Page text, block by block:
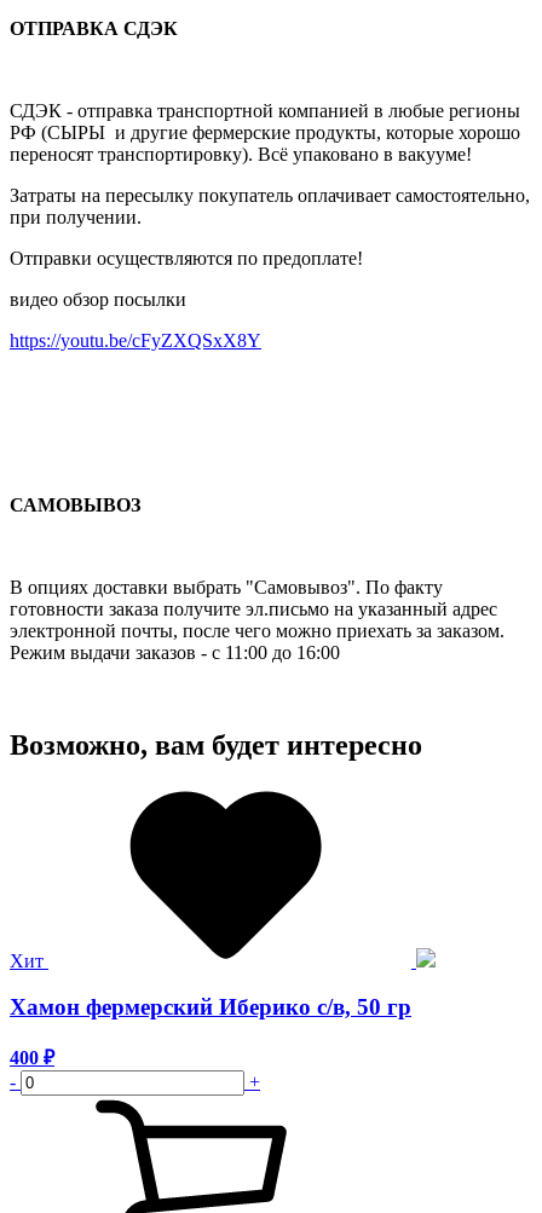
ОТПРАВКА СДЭК
СДЭК - отправка транспортной компанией в любые регионы
РФ (СЫРЫ и другие фермерские продукты, которые хорошо
переносят транспортировку). Всё упаковано в вакууме!
Затраты на пересылку покупатель оплачивает самостоятельно,
при получении.
Отправки осуществляются по предоплате!
видео обзор посылки
https://youtu.be/cFyZXQSxX8Y
САМОВЫВОЗ
В опциях доставки выбрать "Самовывоз". По факту
готовности заказа получите эл.письмо на указанный адрес
электронной почты, после чего можно приехать за заказом.
Режим выдачи заказов - с 11:00 до 16:00
Возможно, вам будет интересно
Хит
Хамон фермерский Иберико с/в, 50 гр
400 ₽
-
+